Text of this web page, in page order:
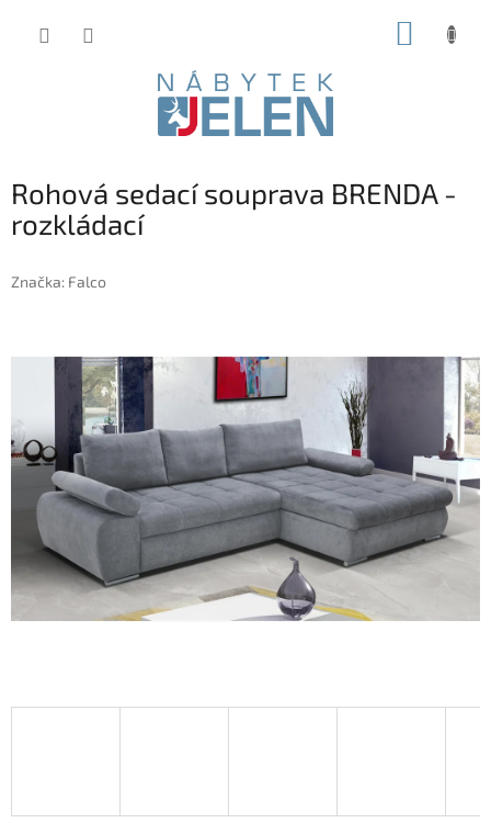
Rohová sedací souprava BRENDA -
rozkládací
Značka: Falco